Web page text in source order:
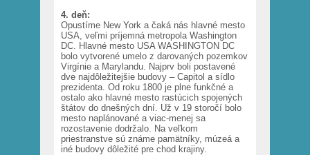
4. deň:
Opustíme New York a čaká nás hlavné mesto
USA, veľmi príjemná metropola Washington
DC. Hlavné mesto USA WASHINGTON DC
bolo vytvorené umelo z darovaných pozemkov
Virgínie a Marylandu. Najprv boli postavené
dve najdôležitejšie budovy – Capitol a sídlo
prezidenta. Od roku 1800 je plne funkčné a
ostalo ako hlavné mesto rastúcich spojených
štátov do dnešných dní. Už v 19 storočí bolo
mesto naplánované a viac-menej sa
rozostavenie dodržalo. Na veľkom
priestranstve sú známe pamätníky, múzeá a
iné budovy dôležité pre chod krajiny.